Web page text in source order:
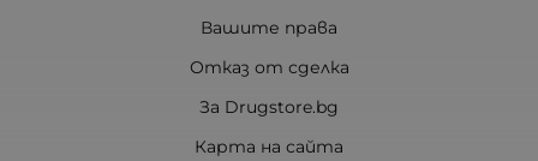
Вашите права
Отказ от сделка
За Drugstore.bg
Карта на сайта